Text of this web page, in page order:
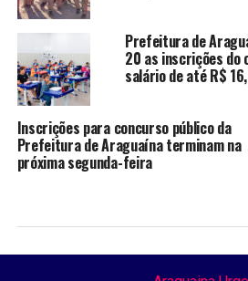
Prefeitura de
20 as inscrições do
salário de até R$
Inscrições para concurso público da
Prefeitura de Araguaína terminam na
próxima segunda-feira